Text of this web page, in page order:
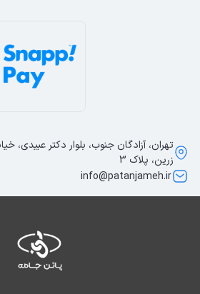
تهران، آزادگان جنوب، بلوار دکتر عبیدی،
زرین، پلاک 3
info@patanjameh.ir